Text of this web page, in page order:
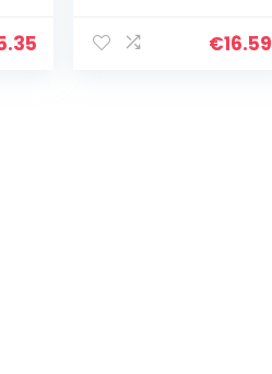
€16.59